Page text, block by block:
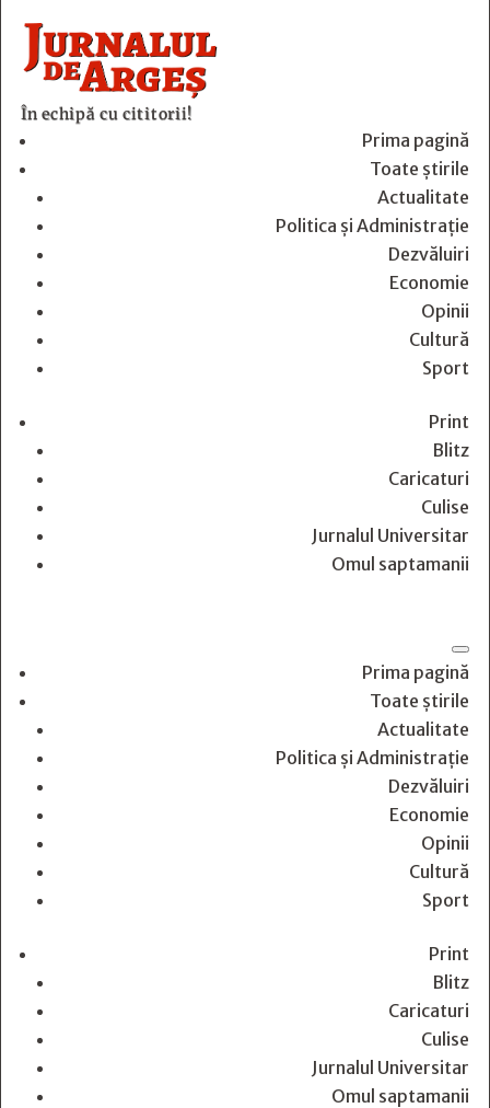
În echipă cu cititorii!
Prima pagină
Toate știrile
Actualitate
Politica și Administrație
Dezvăluiri
Economie
Opinii
Cultură
Sport
Print
Blitz
Caricaturi
Culise
Jurnalul Universitar
Omul saptamanii
Prima pagină
Toate știrile
Actualitate
Politica și Administrație
Dezvăluiri
Economie
Opinii
Cultură
Sport
Print
Blitz
Caricaturi
Culise
Jurnalul Universitar
Omul saptamanii